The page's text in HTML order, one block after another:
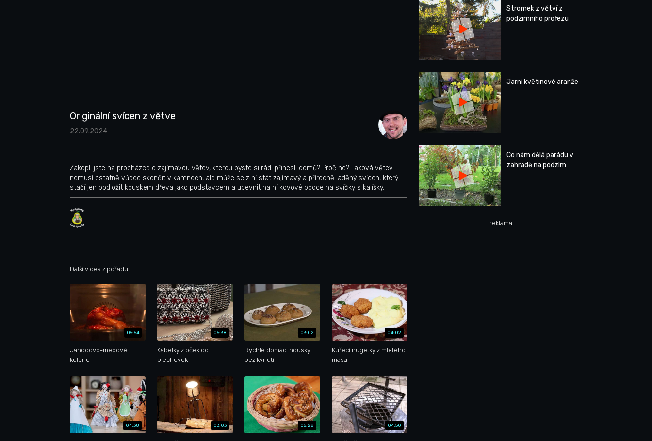
Originální svícen z větve
22.09.2024
Zakopli jste na procházce o zajímavou větev, kterou byste si rádi přinesli domů? Proč ne? Taková větev
nemusí ostatně vůbec skončit v kamnech, ale může se z ní stát zajímavý a přírodně laděný svícen, který
stačí jen podložit kouskem dřeva jako podstavcem a upevnit na ní kovové bodce na svíčky s kalíšky.
Další videa z pořadu
05:54
Jahodovo-medové
koleno
05:38
Kabelky z oček od
plechovek
03:02
Rychlé domácí housky
bez kynutí
04:02
Kuřecí nugetky z mletého
masa
04:38 03:03 05:28 04:50
Stromek z větví z
podzimního prořezu
Jarní květinové aranže
Co nám dělá parádu v
zahradě na podzim
reklama